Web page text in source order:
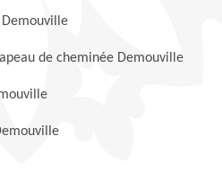
Demouville
de cheminée Demouville